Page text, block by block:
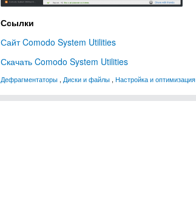
Ссылки
Сайт Comodo System Utilities
Скачать Comodo System Utilities
Дефрагментаторы , Диски и файлы , Настройка и оптимизация